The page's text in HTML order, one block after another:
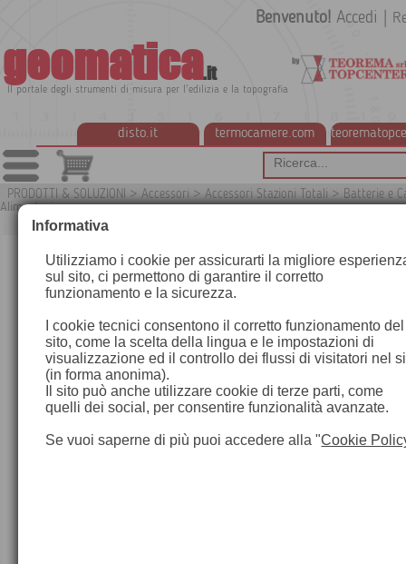
geomatica.it
Il portale degli strumenti di misura per l'edilizia e la topografia
disto.it termocamere.com
Benvenuto! Accedi
PRODOTTI & SOLUZIONI > Accessori > Accessori Stazioni Totali > Batterie e
Alimentazione
Informativa
Utilizziamo i cookie per assicurarti la migliore
sul sito, ci permettono di garantire il corretto
funzionamento e la sicurezza.
I cookie tecnici consentono il corretto funzionamento del
sito, come la scelta della lingua e le impostazioni di
visualizzazione ed il controllo dei flussi di visitatori nel
(in forma anonima).
Il sito può anche utilizzare cookie di terze parti, come
quelli dei social, per consentire funzionalità avanzate.
Se vuoi saperne di più puoi accedere alla "Cookie